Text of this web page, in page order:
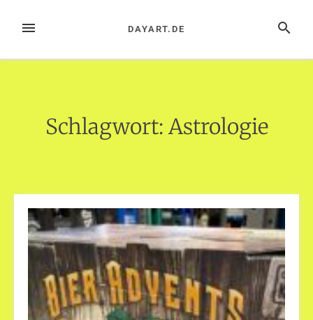
InhaltMENÜ SUCHE
DAYART.DE
Schlagwort: Astrologie